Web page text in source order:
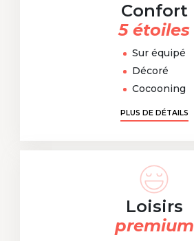
Confort
5 étoiles
Sur équipé
Décoré
Cocooning
PLUS DE DÉTAILS
Loisirs
premium